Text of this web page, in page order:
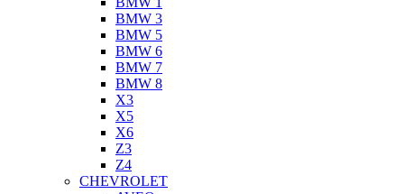
BMW 3
BMW 5
BMW 6
BMW 7
BMW 8
X3
X5
X6
Z3
Z4
CHEVROLET